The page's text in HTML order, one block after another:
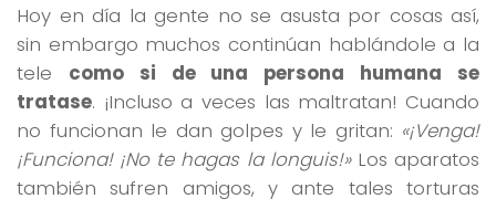
Hoy en día la gente no se asusta por cosas así,
sin embargo muchos continúan hablándole a la
tele como si de una persona humana se
tratase. ¡Incluso a veces las maltratan! Cuando
no funcionan le dan golpes y le gritan: «¡Venga!
¡Funciona! ¡No te hagas la longuis!»Los aparatos
también sufren amigos, y ante tales torturas